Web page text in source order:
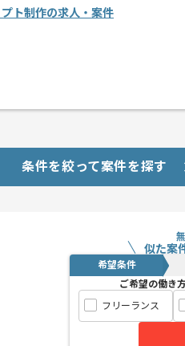
いゲームを作ってみたいと思ってい
ト制作の求人・案件
条件を絞って案件を探す
似た案
希望条件
ご希望の働き
フリーランス